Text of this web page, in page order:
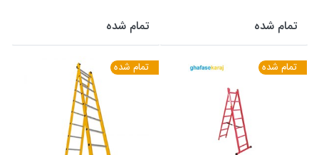
تمام شده تمام شده
تمام شده تمام شده